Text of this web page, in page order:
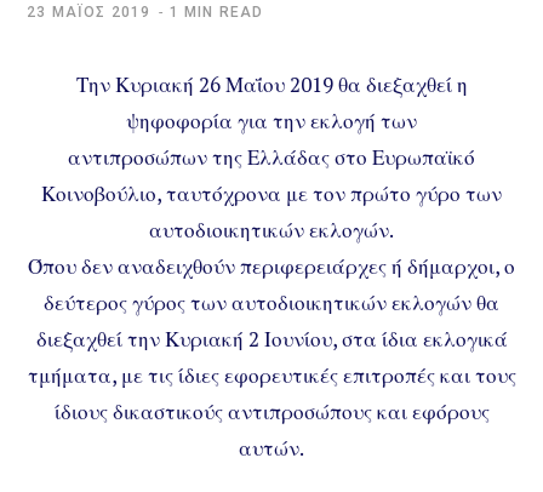
23 ΜΆΊΟΣ 2019 1 MIN READ
Την Κυριακή 26 Μαΐου 2019 θα διεξαχθεί η
ψηφοφορία για την εκλογή των
αντιπροσώπων της Ελλάδας στο Ευρωπαϊκό
Κοινοβούλιο, ταυτόχρονα με τον πρώτο γύρο των
αυτοδιοικητικών εκλογών.
Όπου δεν αναδειχθούν περιφερειάρχες ή δήμαρχοι, ο
δεύτερος γύρος των αυτοδιοικητικών εκλογών θα
διεξαχθεί την Κυριακή 2 Ιουνίου, στα ίδια εκλογικά
τμήματα, με τις ίδιες εφορευτικές επιτροπές και τους
ίδιους δικαστικούς αντιπροσώπους και εφόρους
αυτών.